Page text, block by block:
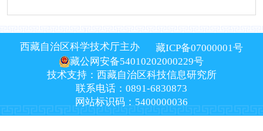
西藏自治区科学技术厅主办
藏ICP备07000001号
藏公网安备54010202000229号
技术支持：西藏自治区科技信息研究所
联系电话：0891-6830873
网站标识码：5400000036